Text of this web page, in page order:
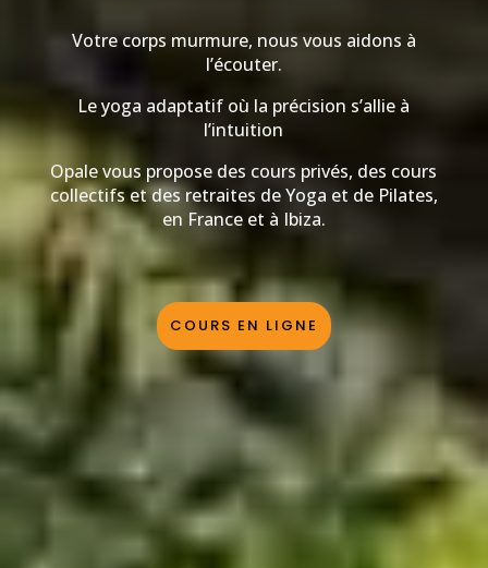
Votre corps murmure, nous vous aidons à
l’écouter.
Le yoga adaptatif où la précision s’allie à
l’intuition
Opale vous propose des cours privés, des cours
collectifs et des retraites de Yoga et de Pilates,
en France et à Ibiza.
COURS EN LIGNE